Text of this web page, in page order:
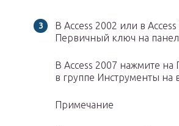
В Access 2002 или в
Первичный ключ на
В Access 2007 нажмите
в группе Инструменты на
Примечание